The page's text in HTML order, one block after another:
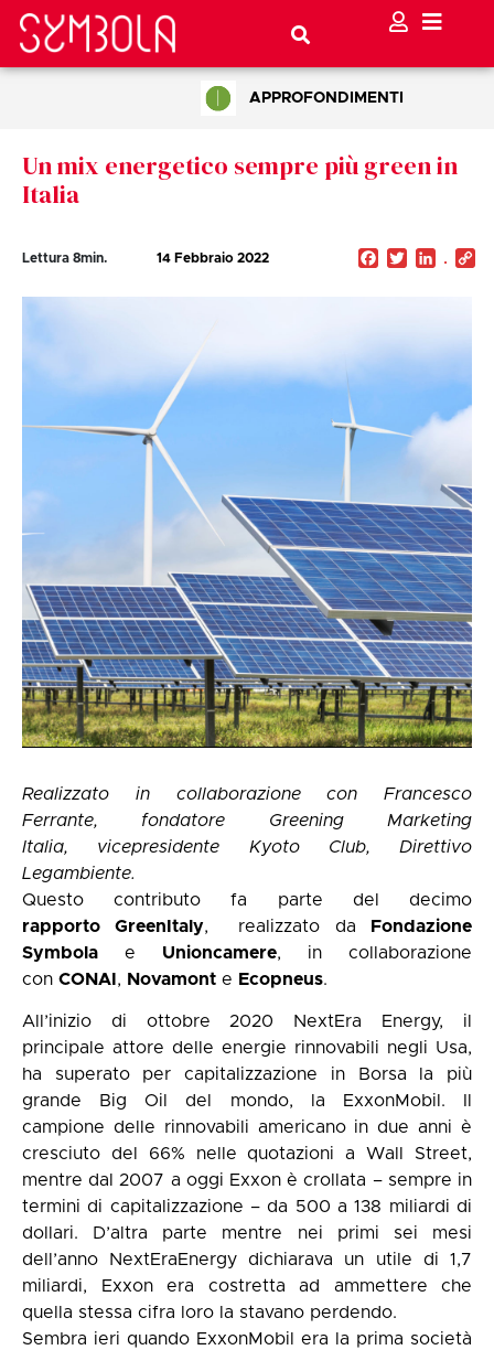
APPROFONDIMENTI
Un mix energetico sempre più green in
Italia
Lettura 8min. 14 Febbraio 2022 Facebook
Twitter
Realizzato in collaborazione con Francesco
Ferrante, fondatore Greening Marketing
Italia, vicepresidente Kyoto Club, Direttivo
Legambiente.
Questo contributo fa parte del decimo
rapporto
GreenItaly, realizzato da
Fondazione
Symbola e Unioncamere, in collaborazione
con CONAI , Novamont e Ecopneus.
All’inizio di ottobre 2020 NextEra Energy, il
principale attore delle energie rinnovabili negli Usa,
ha superato per capitalizzazione in Borsa la più
grande Big Oil del mondo, la
ExxonMobil . Il
campione delle rinnovabili americano in due anni è
cresciuto del 66% nelle quotazioni a Wall Street,
mentre dal 2007 a oggi Exxon è crollata – sempre in
termini di capitalizzazione – da 500 a 138 miliardi di
dollari. D’altra parte mentre nei primi sei mesi
dell’anno NextEraEnergy dichiarava un utile di 1,7
miliardi, Exxon era costretta ad ammettere che
quella stessa cifra loro la stavano perdendo.
Sembra ieri quando ExxonMobil era la prima società